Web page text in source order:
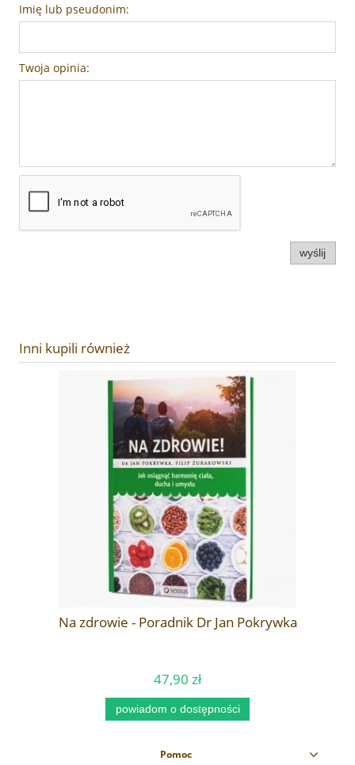
Imię lub pseudonim:
Twoja opinia:
wyślij
Inni kupili również
Na zdrowie - Poradnik Dr Jan Pokrywka
47,90 zł
powiadom o dostępności
Pomoc